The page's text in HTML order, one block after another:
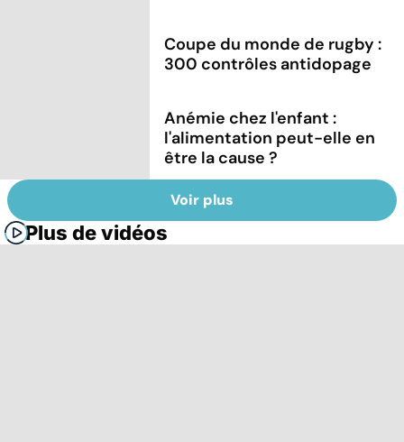
Coupe du monde de rugby :
300 contrôles antidopage
Anémie chez l'enfant :
l'alimentation peut-elle en
être la cause ?
Voir plus
Plus de vidéos